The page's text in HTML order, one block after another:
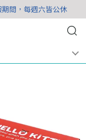
間，每週六皆公休